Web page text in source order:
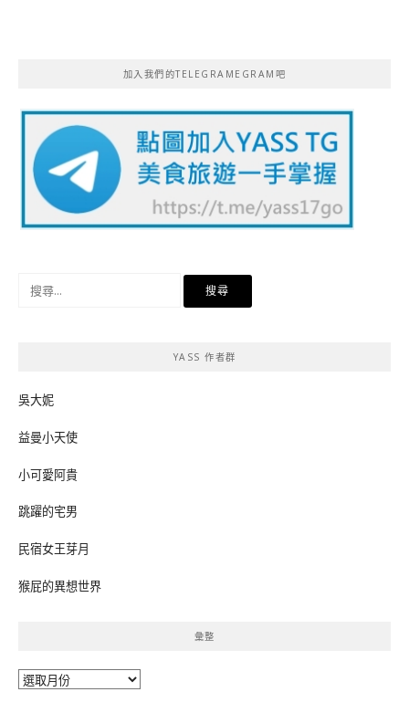
加入我們的TELEGRAMEGRAM吧
YASS 作者群
吳大妮
益曼小天使
小可愛阿貴
跳躍的宅男
民宿女王芽月
猴屁的異想世界
彙整
彙